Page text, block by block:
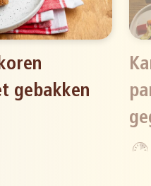
gebakken